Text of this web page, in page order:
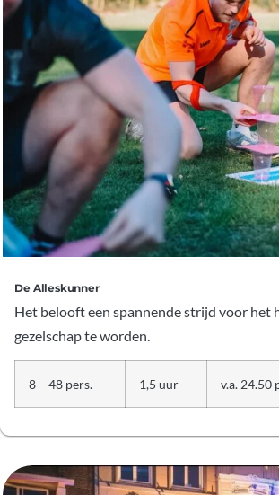
De Alleskunner
Het belooft een spannende strijd voor het
gezelschap te worden.
8 – 48 pers. 1,5 uur v.a. 24.50